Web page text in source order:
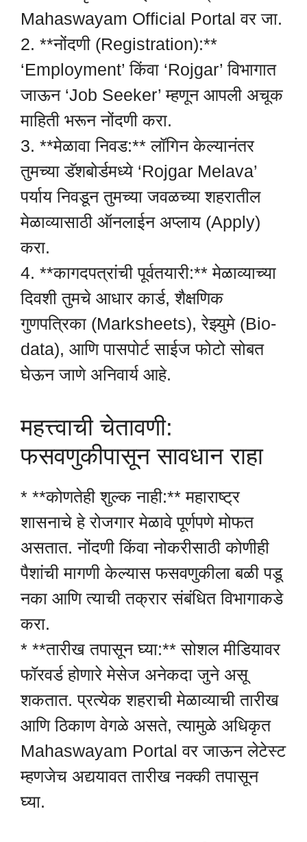
Mahaswayam Official Portal वर जा.
2. **नोंदणी (Registration):**
‘Employment’ किंवा ‘Rojgar’ विभागात
जाऊन ‘Job Seeker’ म्हणून आपली अचूक
माहिती भरून नोंदणी करा.
3. **मेळावा निवड:** लॉगिन केल्यानंतर
तुमच्या डॅशबोर्डमध्ये ‘Rojgar Melava’
पर्याय निवडून तुमच्या जवळच्या शहरातील
मेळाव्यासाठी ऑनलाईन अप्लाय (Apply)
करा.
4. **कागदपत्रांची पूर्वतयारी:** मेळाव्याच्या
दिवशी तुमचे आधार कार्ड, शैक्षणिक
गुणपत्रिका (Marksheets), रेझ्युमे (Bio-
data), आणि पासपोर्ट साईज फोटो सोबत
घेऊन जाणे अनिवार्य आहे.
महत्त्वाची चेतावणी:
फसवणुकीपासून सावधान राहा
* **कोणतेही शुल्क नाही:** महाराष्ट्र
शासनाचे हे रोजगार मेळावे पूर्णपणे मोफत
असतात. नोंदणी किंवा नोकरीसाठी कोणीही
पैशांची मागणी केल्यास फसवणुकीला बळी पडू
नका आणि त्याची तक्रार संबंधित विभागाकडे
करा.
* **तारीख तपासून घ्या:** सोशल मीडियावर
फॉरवर्ड होणारे मेसेज अनेकदा जुने असू
शकतात. प्रत्येक शहराची मेळाव्याची तारीख
आणि ठिकाण वेगळे असते, त्यामुळे अधिकृत
Mahaswayam Portal वर जाऊन लेटेस्ट
म्हणजेच अद्ययावत तारीख नक्की तपासून
घ्या.